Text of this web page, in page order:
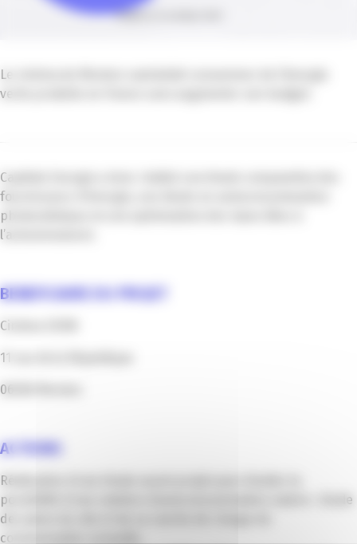
Publié le 14 octobre 2021
Le cinéma de Menton souhaitait consommer de l’énergie
verte produite en France sans augmenter son budget.
Capitole Energie a donc réalisé une étude comparative des
fournisseurs d’énergie, une étude en autoconsommation
photovoltaïque et une optimisation des taxes liées à
l’acheminement.
BENEFICIAIRE DU PROJET
Cinéma EDEN
11 rue de la République
06500 Menton
ACTIONS
Réalisation d’une étude avant-projet pour étudier la
possibilité d’une solution d’autoconsommation solaire : étude
des plans du site et de sa courbe de charge de
consommation annuelle,